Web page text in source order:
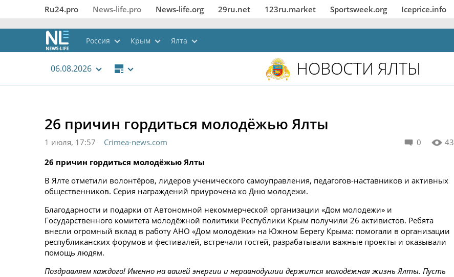
Ru24.pro News‑life.pro News‑life.org 29ru.net 123ru.market Sportsweek.org Iceprice.info
Россия Крым Ялта
06.08.2026 НОВОСТИ ЯЛТЫ
26 причин гордиться молодёжью Ялты
0 43
1 июля, 17:57
Crimea-news.com
26 причин гордиться молодёжью Ялты
В Ялте отметили волонтёров, лидеров ученического самоуправления, педагогов-наставников и активных
общественников. Серия награждений приурочена ко Дню молодежи.
Благодарности и подарки от Автономной некоммерческой организации «Дом молодежи» и
Государственного комитета молодёжной политики Республики Крым получили 26 активистов. Ребята
внесли огромный вклад в работу АНО «Дом молодёжи» на Южном Берегу Крыма: помогали в организации
республиканских форумов и фестивалей, встречали гостей, разрабатывали важные проекты и оказывали
помощь людям.
Поздравляем каждого! Именно на вашей энергии и неравнодушии держится молодёжная жизнь Ялты. Пусть